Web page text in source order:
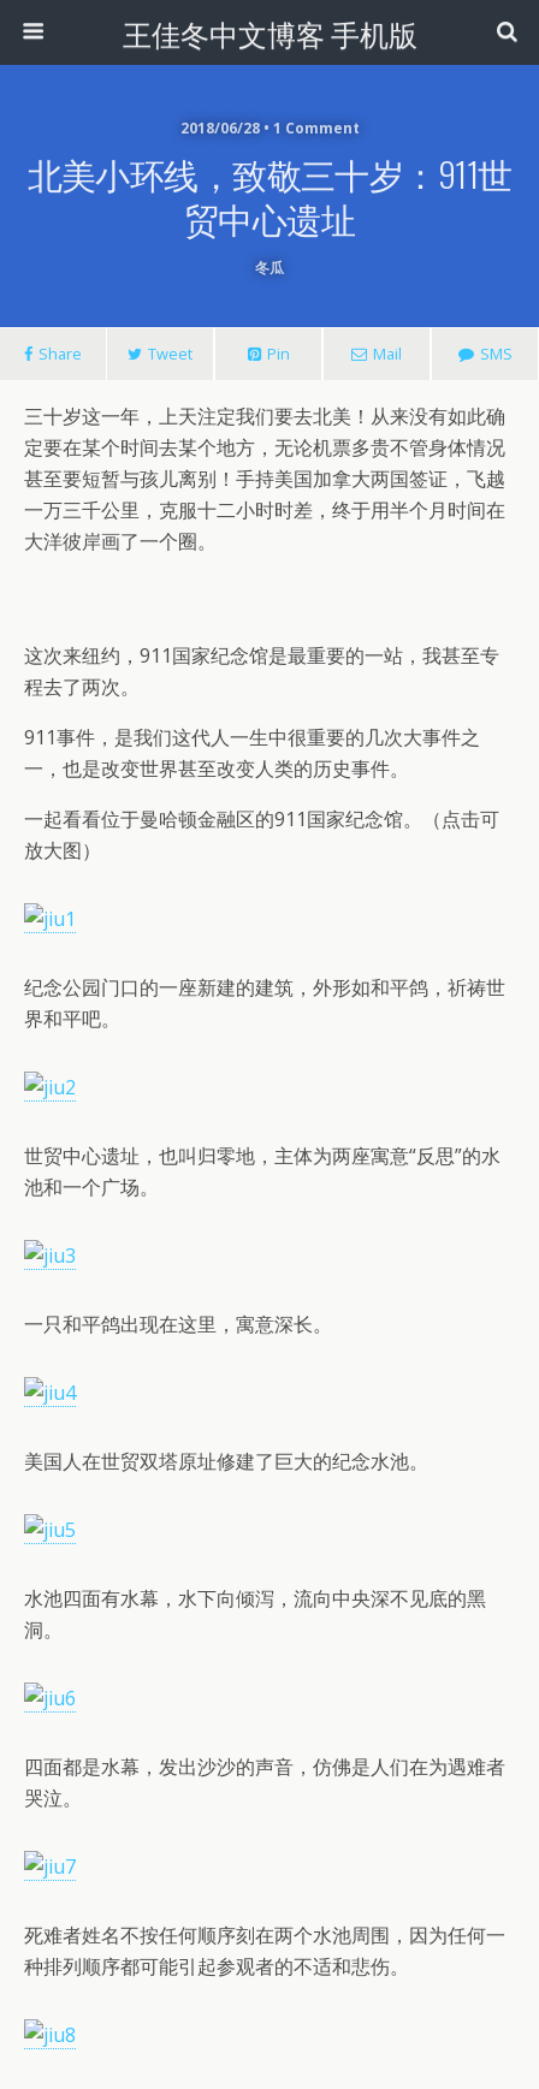
王佳冬中文博客 手机版
2018/06/28 • 1 Comment
北美小环线，致敬三十岁：911世
贸中心遗址
冬瓜
Share Tweet Pin Mail SMS
三十岁这一年，上天注定我们要去北美！从来没有如此确
定要在某个时间去某个地方，无论机票多贵不管身体情况
甚至要短暂与孩儿离别！手持美国加拿大两国签证，飞越
一万三千公里，克服十二小时时差，终于用半个月时间在
大洋彼岸画了一个圈。
这次来纽约，911国家纪念馆是最重要的一站，我甚至专
程去了两次。
911事件，是我们这代人一生中很重要的几次大事件之
一，也是改变世界甚至改变人类的历史事件。
一起看看位于曼哈顿金融区的911国家纪念馆。（点击可
放大图）
纪念公园门口的一座新建的建筑，外形如和平鸽，祈祷世
界和平吧。
世贸中心遗址，也叫归零地，主体为两座寓意“反思”的水
池和一个广场。
一只和平鸽出现在这里，寓意深长。
美国人在世贸双塔原址修建了巨大的纪念水池。
水池四面有水幕，水下向倾泻，流向中央深不见底的黑
洞。
四面都是水幕，发出沙沙的声音，仿佛是人们在为遇难者
哭泣。
死难者姓名不按任何顺序刻在两个水池周围，因为任何一
种排列顺序都可能引起参观者的不适和悲伤。